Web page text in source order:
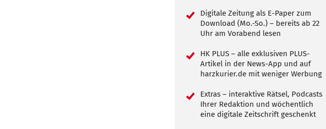
Digitale Zeitung als E-Paper zum
Download (Mo.-So.) – bereits ab 22
Uhr am Vorabend lesen
HK PLUS – alle exklusiven PLUS-
Artikel in der News-App und auf
harzkurier.de mit weniger Werbung
Extras – interaktive Rätsel, Podcasts
Ihrer Redaktion und wöchentlich
eine digitale Zeitschrift geschenkt